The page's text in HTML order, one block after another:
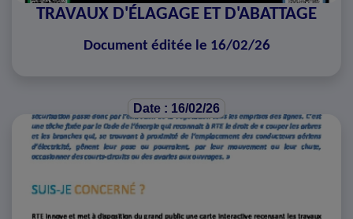
TRAVAUX D'ÉLAGAGE ET D'ABATTAGE
Document éditée le 16/02/26
Date : 16/02/26